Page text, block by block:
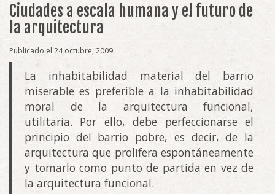
Ciudades a escala humana y el futuro de
la arquitectura
Publicado el 24 octubre, 2009
La inhabitabilidad material del barrio
miserable es preferible a la inhabitabilidad
moral de la arquitectura funcional,
utilitaria. Por ello, debe perfeccionarse el
principio del barrio pobre, es decir, de la
arquitectura que prolifera espontáneamente
y tomarlo como punto de partida en vez de
la arquitectura funcional.